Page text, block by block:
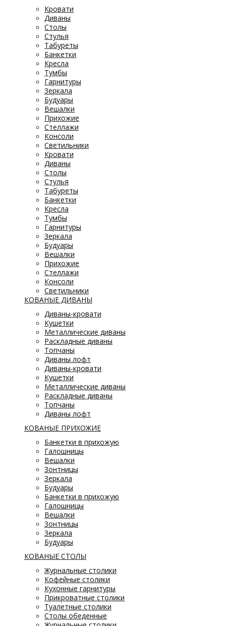
Кровати
Диваны
Столы
Стулья
Табуреты
Банкетки
Кресла
Тумбы
Гарнитуры
Зеркала
Будуары
Вешалки
Прихожие
Стеллажи
Консоли
Светильники
Кровати
Диваны
Столы
Стулья
Табуреты
Банкетки
Кресла
Тумбы
Гарнитуры
Зеркала
Будуары
Вешалки
Прихожие
Стеллажи
Консоли
Светильники
КОВАНЫЕ ДИВАНЫ
Диваны-кровати
Кушетки
Металлические диваны
Раскладные диваны
Топчаны
Диваны лофт
Диваны-кровати
Кушетки
Металлические диваны
Раскладные диваны
Топчаны
Диваны лофт
КОВАНЫЕ ПРИХОЖИЕ
Банкетки в прихожую
Галошницы
Вешалки
Зонтницы
Зеркала
Будуары
Банкетки в прихожую
Галошницы
Вешалки
Зонтницы
Зеркала
Будуары
КОВАНЫЕ СТОЛЫ
Журнальные столики
Кофейные столики
Кухонные гарнитуры
Прикроватные столики
Туалетные столики
Столы обеденные